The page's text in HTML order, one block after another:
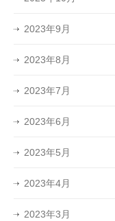
2023年9月
2023年8月
2023年7月
2023年6月
2023年5月
2023年4月
2023年3月